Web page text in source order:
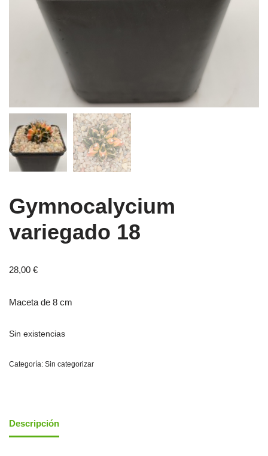
Gymnocalycium
variegado 18
28,00 €
Maceta de 8 cm
Sin existencias
Categoría: Sin categorizar
Descripción